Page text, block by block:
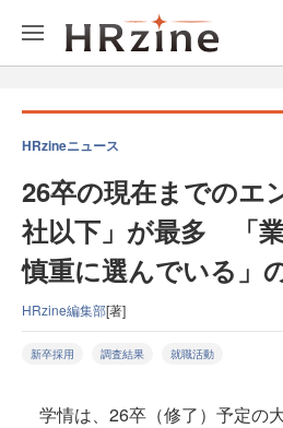
HRzineニュース
26卒の現在までのエ
社以下」が最多 「
慎重に選んでいる」
HRzine編集部[著]
新卒採用 調査結果 就職活動
学情は、26卒（修了）予定の